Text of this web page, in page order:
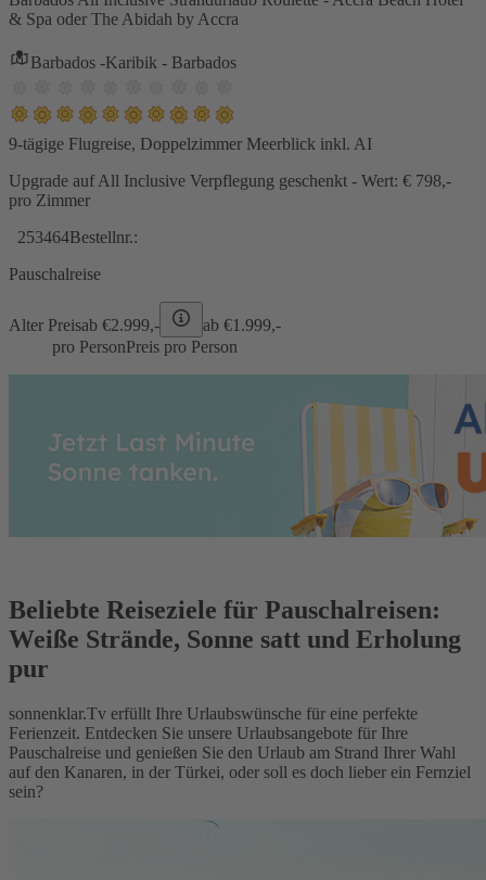
& Spa oder The Abidah by Accra
Barbados -Karibik - Barbados
9-tägige Flugreise, Doppelzimmer Meerblick inkl. AI
Upgrade auf All Inclusive Verpflegung geschenkt - Wert: € 798,-
pro Zimmer
253464Bestellnr.:
Pauschalreise
Alter Preisab €2.999,- ab €1.999,-
pro PersonPreis pro Person
Beliebte Reiseziele für Pauschalreisen:
Weiße Strände, Sonne satt und Erholung
pur
sonnenklar.Tv erfüllt Ihre Urlaubswünsche für eine perfekte
Ferienzeit. Entdecken Sie unsere Urlaubsangebote für Ihre
Pauschalreise und genießen Sie den Urlaub am Strand Ihrer Wahl
auf den Kanaren, in der Türkei, oder soll es doch lieber ein Fernziel
sein?